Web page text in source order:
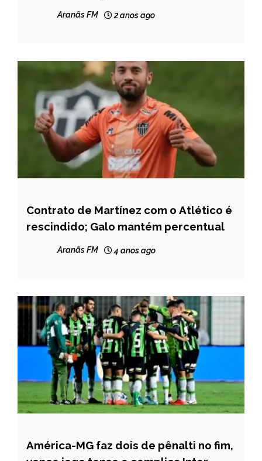
NOTÍCIASAranãs FM 2 anos ago
ESPORTES
Contrato de Martínez com o Atlético é
rescindido; Galo mantém percentual
Aranãs FM 4 anos ago
ESPORTES
América-MG faz dois de pênalti no fim,